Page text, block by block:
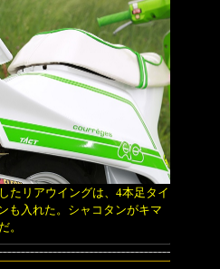
たリアウイングは、4本足タイ
も入れた。シャコタンがキマ
。